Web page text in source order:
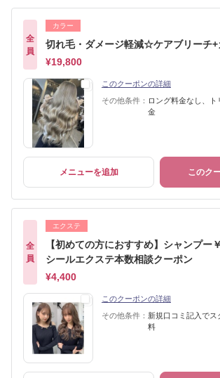
全
員
カラー
切れ毛・ダメージ軽減☆ケアブリーチ+
¥19,800
このクーポンの詳細
その他条件： ロング料金なし、
金
メニューを追加 このク
全
員
エクステ
【初めての方におすすめ】シャンプー
シールエクステ本数相談クーポン
¥4,400
このクーポンの詳細
その他条件： 新規口コミ記入で
料